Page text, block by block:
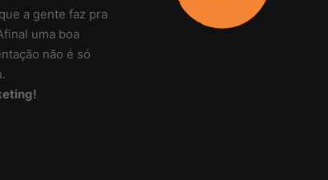
a gente faz pra
uma boa
não é só